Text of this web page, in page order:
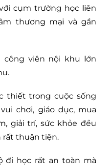
cụm trường học liên
thương mại và gần
công viên nội khu lớn
thiết trong cuộc sống
chơi, giáo dục, mua
giải trí, sức khỏe đều
rất thuận tiện.
đi học rất an toàn mà